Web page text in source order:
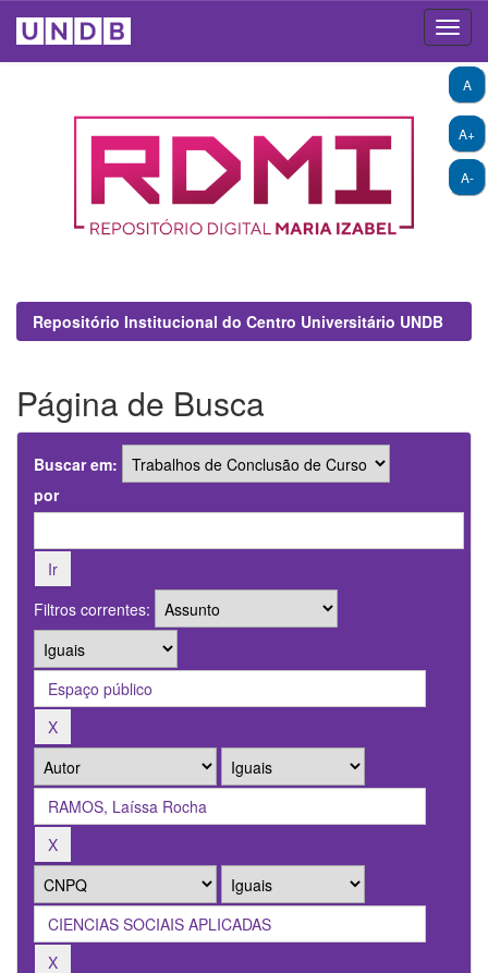
A+
A-
A
Repositório Institucional do Centro Universitário UNDB
Página de Busca
Buscar em:
por
Filtros correntes: